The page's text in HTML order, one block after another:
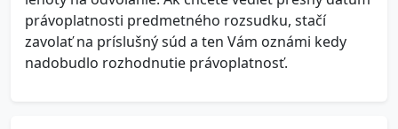
právoplatnosti predmetného rozsudku, stačí
zavolať na príslušný súd a ten Vám oznámi kedy
nadobudlo rozhodnutie právoplatnosť.